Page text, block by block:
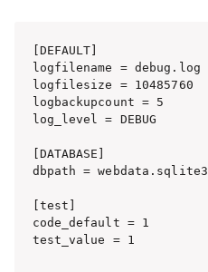
[DEFAULT]
logfilename = debug.log
logfilesize = 10485760
logbackupcount = 5
log_level = DEBUG
[DATABASE]
dbpath = webdata.sqlite3
[test]
code_default = 1
test_value = 1